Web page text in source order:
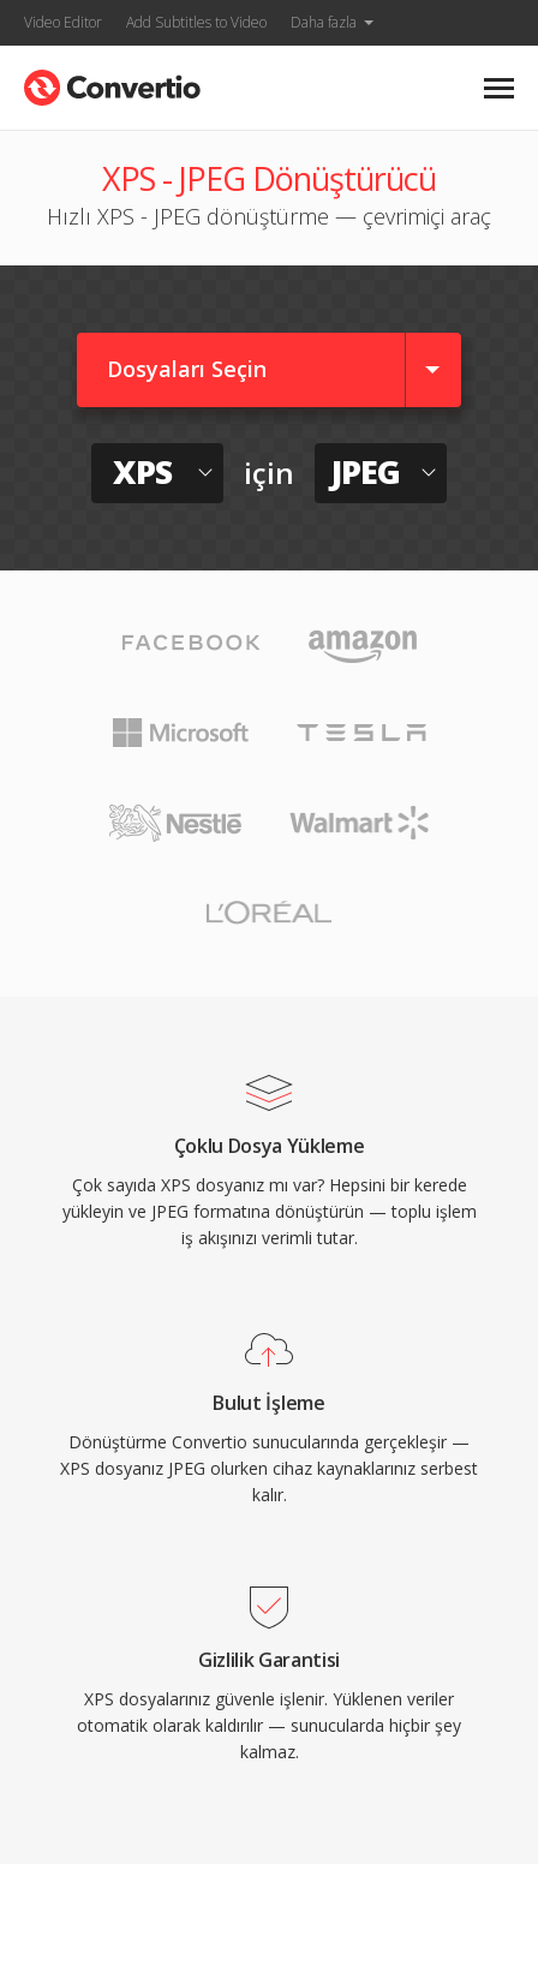
Video Editor Add Subtitles to Video Daha fazla
XPS - JPEG Dönüştürücü
Hızlı XPS - JPEG dönüştürme — çevrimiçi araç
Dosyaları Seçin
XPS için JPEG
Çoklu Dosya Yükleme
Çok sayıda XPS dosyanız mı var? Hepsini bir kerede
yükleyin ve JPEG formatına dönüştürün — toplu işlem
iş akışınızı verimli tutar.
Bulut İşleme
Dönüştürme Convertio sunucularında gerçekleşir —
XPS dosyanız JPEG olurken cihaz kaynaklarınız serbest
kalır.
Gizlilik Garantisi
XPS dosyalarınız güvenle işlenir. Yüklenen veriler
otomatik olarak kaldırılır — sunucularda hiçbir şey
kalmaz.